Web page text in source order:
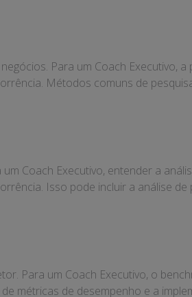
Para um Coach Executivo, a
Métodos comuns de
Coach Executivo, entender a
Isso pode incluir a análise de
Para um Coach Executivo, o
métricas de desempenho e a